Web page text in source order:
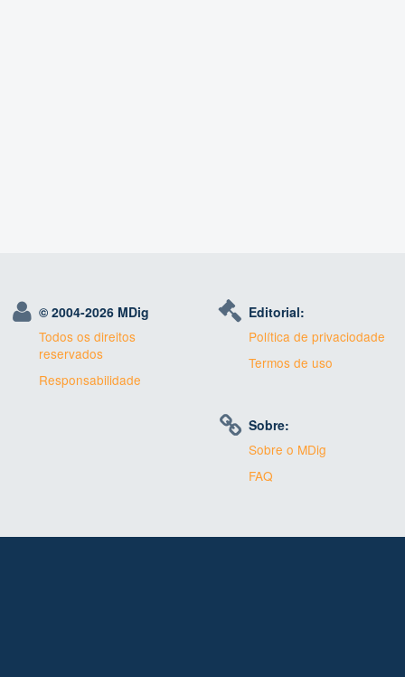
© 2004-2026 MDig
Todos os direitos
reservados
Responsabilidade
Editorial:
Política de privaciodade
Termos de uso
Sobre:
Sobre o MDig
FAQ